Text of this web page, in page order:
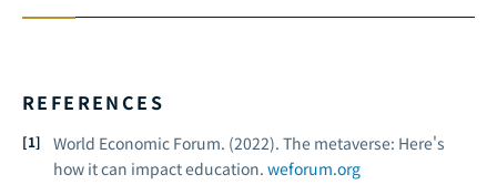
REFERENCES
World Economic Forum. (2022). The metaverse: Here's
how it can impact education. weforum.org